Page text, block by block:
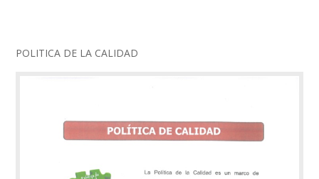
POLITICA DE LA CALIDAD